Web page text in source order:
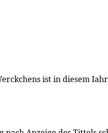
ist in diesem